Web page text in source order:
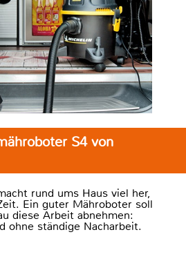
S4 von
rund ums Haus viel her,
Ein guter Mähroboter soll
diese Arbeit abnehmen:
ohne ständige Nacharbeit.